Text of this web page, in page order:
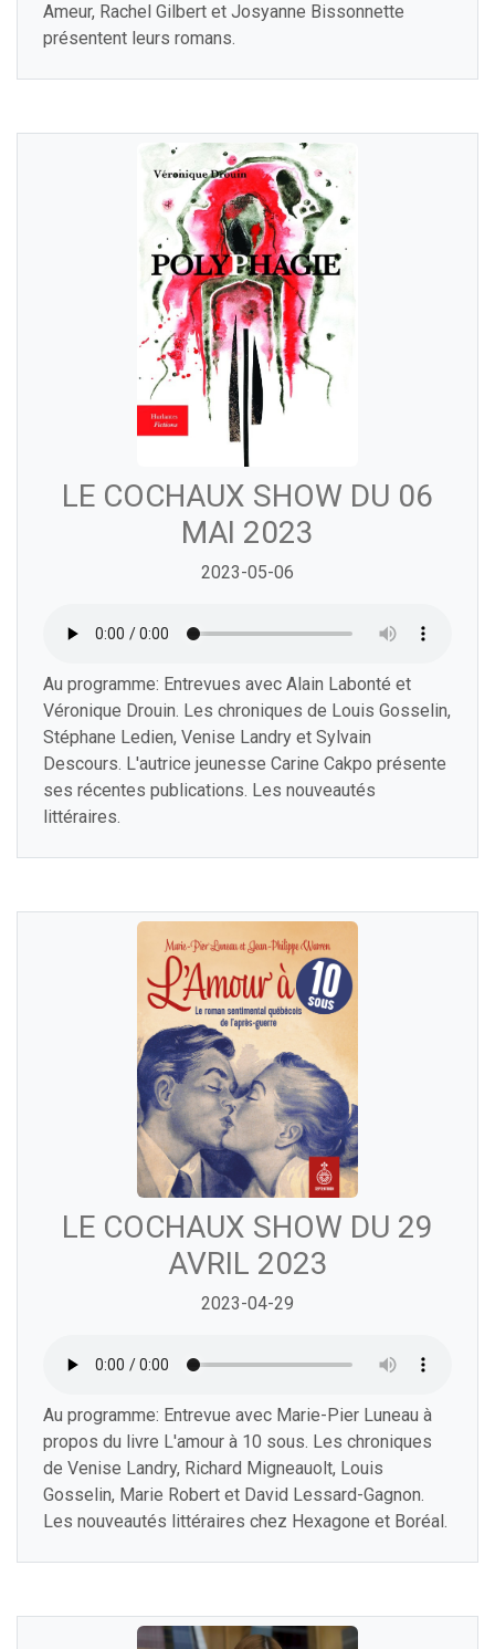
Ameur, Rachel Gilbert et Josyanne Bissonnette
présentent leurs romans.
LE COCHAUX SHOW DU 06
MAI 2023
2023-05-06
Au programme: Entrevues avec Alain Labonté et
Véronique Drouin. Les chroniques de Louis Gosselin,
Stéphane Ledien, Venise Landry et Sylvain
Descours. L'autrice jeunesse Carine Cakpo présente
ses récentes publications. Les nouveautés
littéraires.
LE COCHAUX SHOW DU 29
AVRIL 2023
2023-04-29
Au programme: Entrevue avec Marie-Pier Luneau à
propos du livre L'amour à 10 sous. Les chroniques
de Venise Landry, Richard Migneauolt, Louis
Gosselin, Marie Robert et David Lessard-Gagnon.
Les nouveautés littéraires chez Hexagone et Boréal.